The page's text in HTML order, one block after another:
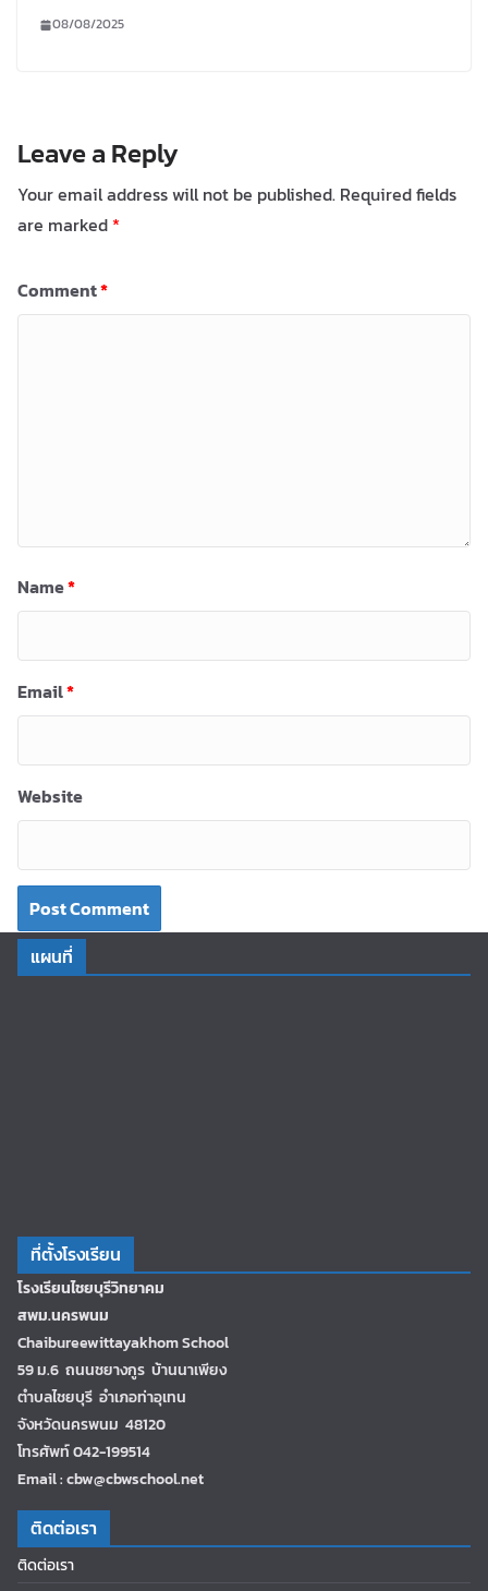
08/08/2025
Leave a Reply
Your email address will not be published. Required fields
are marked *
Comment*
Name*
Email*
Website
แผนที่
ที่ตั้งโรงเรียน
โรงเรียนไชยบุรีวิทยาคม
สพม.นครพนม
Chaibureewittayakhom School
59 ม.6 ถนนชยางกูร บ้านนาเพียง
ตำบลไชยบุรี อำเภอท่าอุเทน
จังหวัดนครพนม 48120
โทรศัพท์ 042-199514
Email : cbw@cbwschool.net
ติดต่อเรา
ติดต่อเรา